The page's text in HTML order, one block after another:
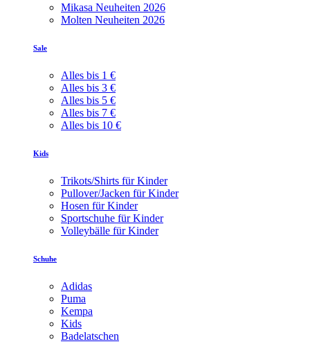
Mikasa Neuheiten 2026
Molten Neuheiten 2026
Sale
Alles bis 1 €
Alles bis 3 €
Alles bis 5 €
Alles bis 7 €
Alles bis 10 €
Kids
Trikots/Shirts für Kinder
Pullover/Jacken für Kinder
Hosen für Kinder
Sportschuhe für Kinder
Volleybälle für Kinder
Schuhe
Adidas
Puma
Kempa
Kids
Badelatschen